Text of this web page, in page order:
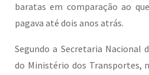
baratas em comparação ao
pagava até dois anos atrás.
Segundo a Secretaria Nacional
do Ministério dos Transportes,